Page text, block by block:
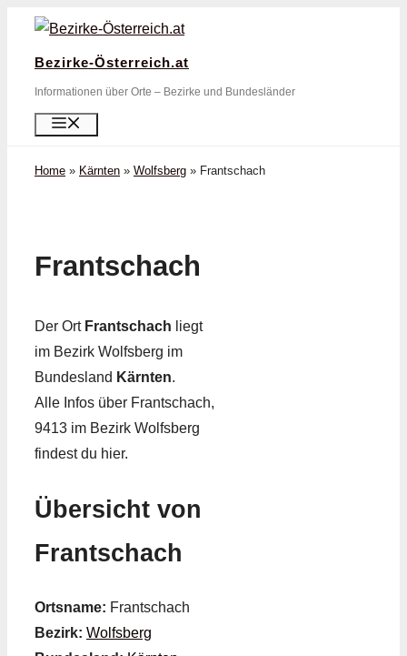
Zum
springen
Bezirke-Österreich.at
Informationen über Orte – Bezirke und Bundesländer
Home » Kärnten » Wolfsberg » Frantschach
Frantschach
Der Ort Frantschach liegt
im Bezirk Wolfsberg im
Bundesland Kärnten.
Alle Infos über Frantschach,
9413 im Bezirk Wolfsberg
findest du hier.
Übersicht von
Frantschach
Ortsname: Frantschach
Bezirk: Wolfsberg